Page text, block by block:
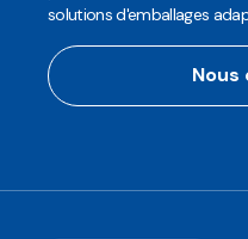
solutions d'emballages